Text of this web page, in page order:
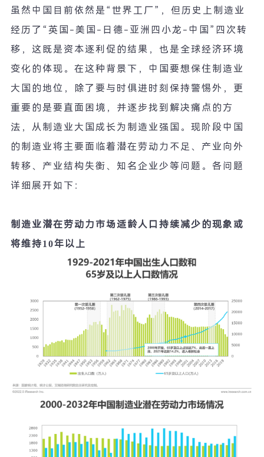
虽然中国目前依然是 “ 世界工厂 ” ，但历史上制造业
经历了 “ 英国 -美国 - 日德-亚洲四小龙 - 中国 ” 四次转
移，这既是资本逐利促的结果，也是全球经济环境
变化的体现。在这种背景下，中国要想保住制造业
大国的地位，除了要与时俱进时刻保持警惕外，更
重要的是要直面困境，并逐步找到解决痛点的方
法，从制造业大国成长为制造业强国。现阶段中国
的制造业将主要面临着潜在劳动力不足、产业向外
转移、产业结构失衡、知名企业少等问题。各问题
详细展开如下：
制造业潜在劳动力市场适龄人口持续减少的现象或
将维持10年以上